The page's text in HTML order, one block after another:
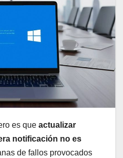
es que actualizar
notificación no es
de fallos provocados